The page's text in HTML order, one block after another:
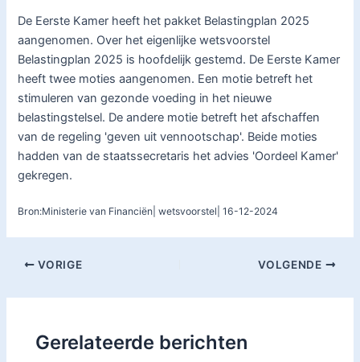
De Eerste Kamer heeft het pakket Belastingplan 2025
aangenomen. Over het eigenlijke wetsvoorstel
Belastingplan 2025 is hoofdelijk gestemd. De Eerste Kamer
heeft twee moties aangenomen. Een motie betreft het
stimuleren van gezonde voeding in het nieuwe
belastingstelsel. De andere motie betreft het afschaffen
van de regeling 'geven uit vennootschap'. Beide moties
hadden van de staatssecretaris het advies 'Oordeel Kamer'
gekregen.
Bron:Ministerie van Financiën| wetsvoorstel| 16-12-2024
VORIGE VOLGENDE
Gerelateerde berichten